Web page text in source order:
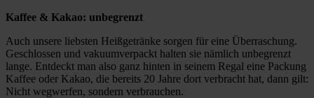
Kaffee & Kakao: unbegrenzt
Auch unsere liebsten Heißgetränke sorgen für eine Überraschung.
Geschlossen und vakuumverpackt halten sie nämlich unbegrenzt
lange. Entdeckt man also ganz hinten in seinem Regal eine Packung
Kaffee oder Kakao, die bereits 20 Jahre dort verbracht hat, dann gilt:
Nicht wegwerfen, sondern verbrauchen.